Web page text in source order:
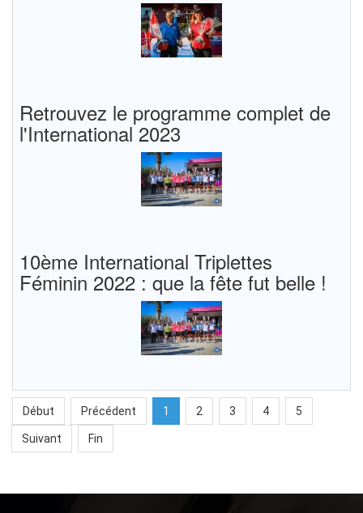
Retrouvez le programme complet de
l'International 2023
10ème International Triplettes
Féminin 2022 : que la fête fut belle !
Début Précédent 1 2 3 4 5
Suivant Fin